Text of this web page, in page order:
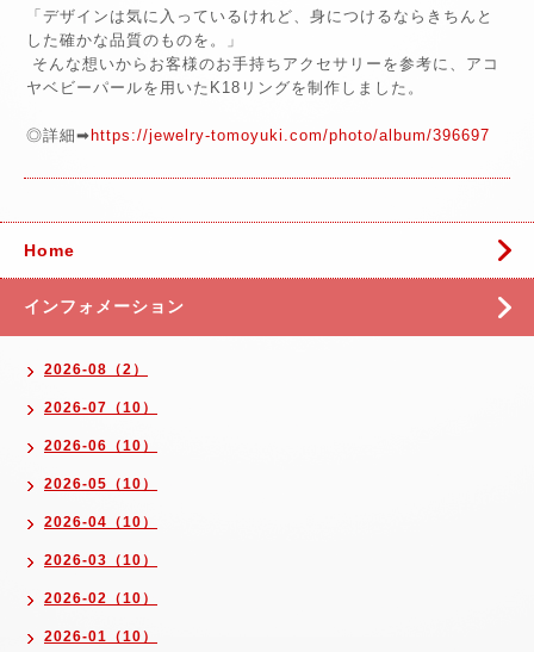
「デザインは気に入っているけれど、身につけるならきちんと
した確かな品質のものを。」
そんな想いからお客様のお手持ちアクセサリーを参考に、アコ
ヤベビーパールを用いたK18リングを制作しました。
◎詳細➡ https://jewelry-tomoyuki.com/photo/album/396697
Home
インフォメーション
2026-08（2）
2026-07（10）
2026-06（10）
2026-05（10）
2026-04（10）
2026-03（10）
2026-02（10）
2026-01（10）